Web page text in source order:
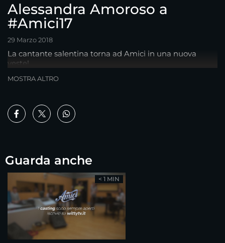
Alessandra Amoroso a
#Amici17
29 Marzo 2018
La cantante salentina torna ad Amici in una nuova
veste!
MOSTRA ALTRO
Guarda anche
< 1 MIN